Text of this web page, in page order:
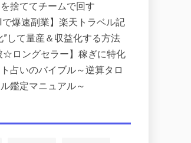
捨ててチームで回す
で爆速副業】楽天トラベル記
”して量産＆収益化する方法
☆ロングセラー】稼ぎに特化
占いのバイブル～逆算タロ
鑑定マニュアル～